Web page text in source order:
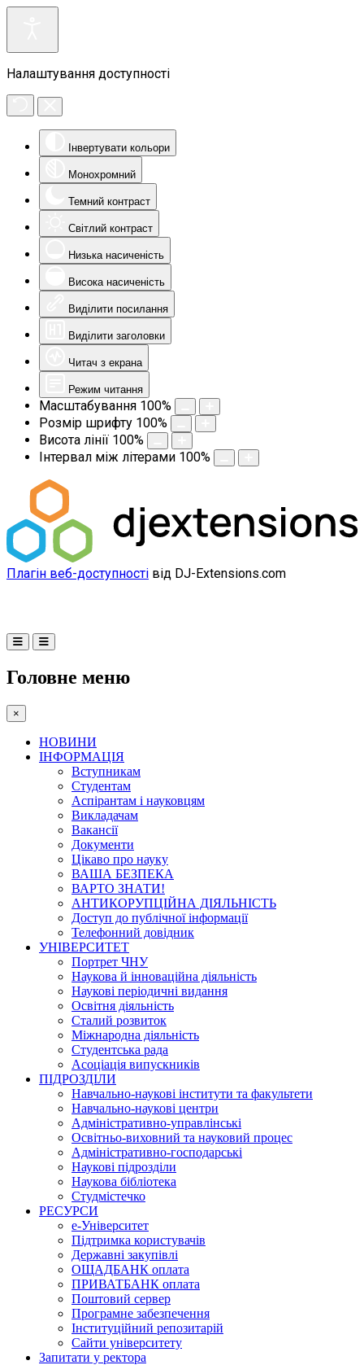
Налаштування доступності
Інвертувати кольори
Монохромний
Темний контраст
Світлий контраст
Низька насиченість
Висока насиченість
Виділити посилання
Виділити заголовки
Читач з екрана
Режим читання
Масштабування 100%
Розмір шрифту 100%
Висота лінії 100%
Інтервал між літерами 100%
Плагін веб-доступності від DJ-Extensions.com
Головне меню
×
НОВИНИ
ІНФОРМАЦІЯ
Вступникам
Студентам
Аспірантам і науковцям
Викладачам
Вакансії
Документи
Цікаво про науку
ВАША БЕЗПЕКА
ВАРТО ЗНАТИ!
АНТИКОРУПЦІЙНА ДІЯЛЬНІСТЬ
Доступ до публічної інформації
Телефонний довідник
УНІВЕРСИТЕТ
Портрет ЧНУ
Наукова й інноваційна діяльність
Наукові періодичні видання
Освітня діяльність
Сталий розвиток
Міжнародна діяльність
Студентська рада
Асоціація випускників
ПІДРОЗДІЛИ
Навчально-наукові інститути та факультети
Навчально-наукові центри
Адміністративно-управлінські
Освітньо-виховний та науковий процес
Адміністративно-господарські
Наукові підрозділи
Наукова бібліотека
Студмістечко
РЕСУРСИ
е-Університет
Підтримка користувачів
Державні закупівлі
ОЩАДБАНК оплата
ПРИВАТБАНК оплата
Поштовий сервер
Програмне забезпечення
Інституційний репозитарій
Сайти університету
Запитати у ректора